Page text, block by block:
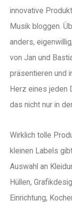
innovative
Musik bloggen.
anders,
von Jan und
präsentieren und
Herz eines jeden
das nicht nur in
Wirklich tolle
kleinen Labels
Auswahl an
Hüllen,
Einrichtung,